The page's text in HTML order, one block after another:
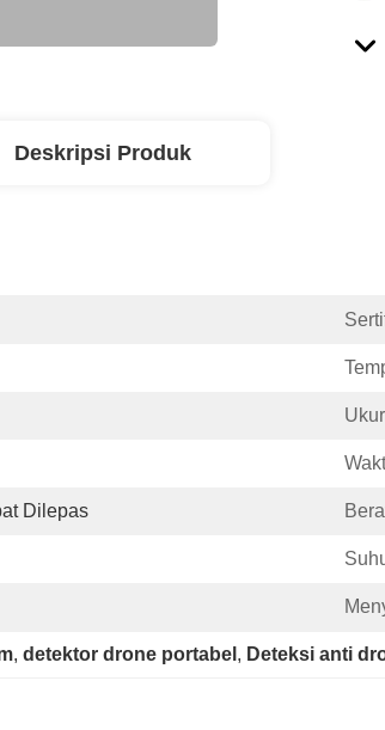
Deskripsi Produk
Dilepas
, detektor drone portabel , Deteksi anti